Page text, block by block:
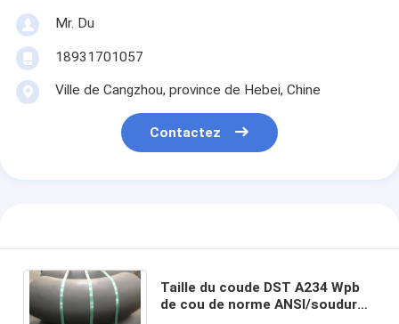
Mr. Du
18931701057
Ville de Cangzhou, province de Hebei, Chine
Contactez
Taille du coude DST A234 Wpb
de cou de norme ANSI/soudure